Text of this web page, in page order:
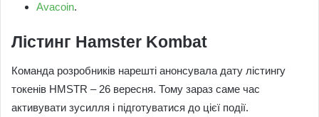
Avacoin.
Лістинг Hamster Kombat
Команда розробників нарешті анонсувала дату лістингу
токенів HMSTR – 26 вересня. Тому зараз саме час
активувати зусилля і підготуватися до цієї події.